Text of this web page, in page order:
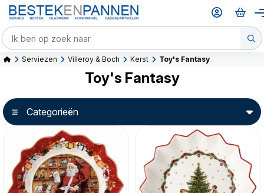
Serviezen Villeroy & Boch Kerst Toy's Fantasy
Toy's Fantasy
Categorieën